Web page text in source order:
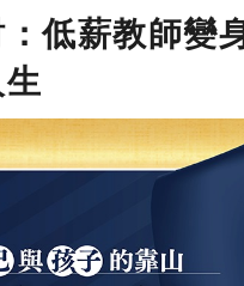
低薪教師變